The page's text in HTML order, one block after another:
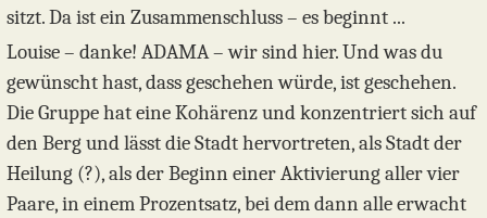
sitzt. Da ist ein Zusammenschluss – es beginnt ...
Louise – danke! ADAMA – wir sind hier. Und was du
gewünscht hast, dass geschehen würde, ist geschehen.
Die Gruppe hat eine Kohärenz und konzentriert sich auf
den Berg und lässt die Stadt hervortreten, als Stadt der
Heilung (?), als der Beginn einer Aktivierung aller vier
Paare, in einem Prozentsatz, bei dem dann alle erwacht